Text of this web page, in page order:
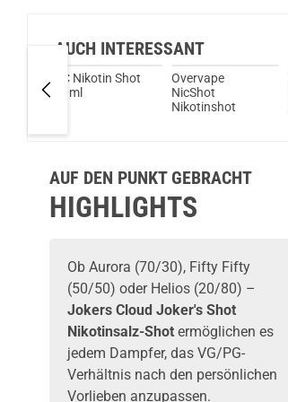
AUCH INTERESSANT
SC Nikotin Shot
10ml
Overvape
NicShot
Nikotinshot
AUF DEN PUNKT GEBRACHT
HIGHLIGHTS
Ob Aurora (70/30), Fifty Fifty
(50/50) oder Helios (20/80) –
Jokers Cloud Joker's Shot
Nikotinsalz-Shot ermöglichen es
jedem Dampfer, das VG/PG-
Verhältnis nach den persönlichen
Vorlieben anzupassen.